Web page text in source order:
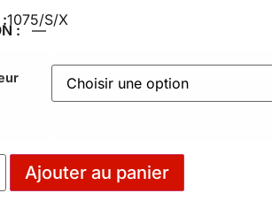
1075/S/X
: —
Ajouter au panier